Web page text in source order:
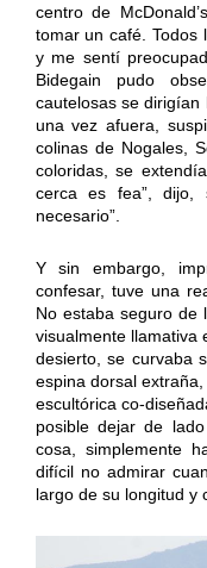
centro de
tomar un café. Todos
y me sentí
Bidegain pudo
cautelosas se
una vez afuera,
colinas de Nogales,
coloridas, se
cerca es fea”, dijo,
necesario”.
Y sin embargo,
confesar, tuve una
No estaba seguro de
visualmente llamativa
desierto, se curvaba
espina dorsal
escultórica co-
posible dejar de
cosa, simplemente
difícil no admirar
largo de su longitud y